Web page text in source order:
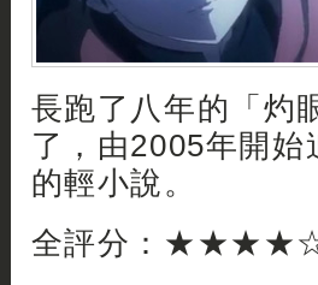
長跑了八年的「灼
了，由2005年開
的輕小說。
全評分：